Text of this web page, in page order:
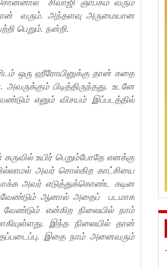
வரும். அந்தளவு அருமையான
பெறும். நன்றி.
ஒரு ஹீரோயினுக்கு தான் கதை
பிடித்திருந்தது. உடனே
எனும் விசயம் இப்படத்தில்
உயிர் பெறும்போதே எனக்கு
அவர் சொல்கிற காட்சியை
அவர் எடுத்துக்கொண்ட கடின
வேண்டும் ஆனால் அதைப் படமாக
என்கிற நிலையில் நாம்
இந்த நிலையில் தான்
இதை நாம் அனைவரும்